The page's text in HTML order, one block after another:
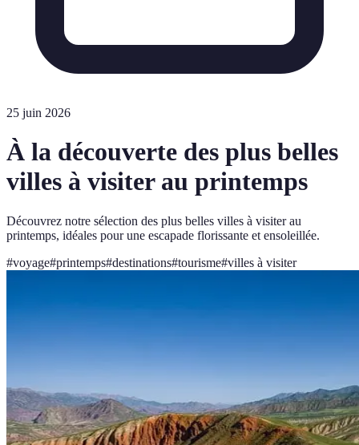
25 juin 2026
À la découverte des plus belles
villes à visiter au printemps
Découvrez notre sélection des plus belles villes à visiter au
printemps, idéales pour une escapade florissante et ensoleillée.
#voyage#printemps#destinations#tourisme#villes à visiter